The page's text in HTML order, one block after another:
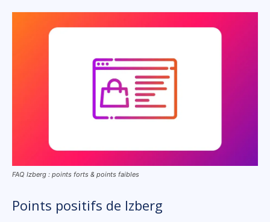
FAQ Izberg : points forts & points faibles
Points positifs de Izberg